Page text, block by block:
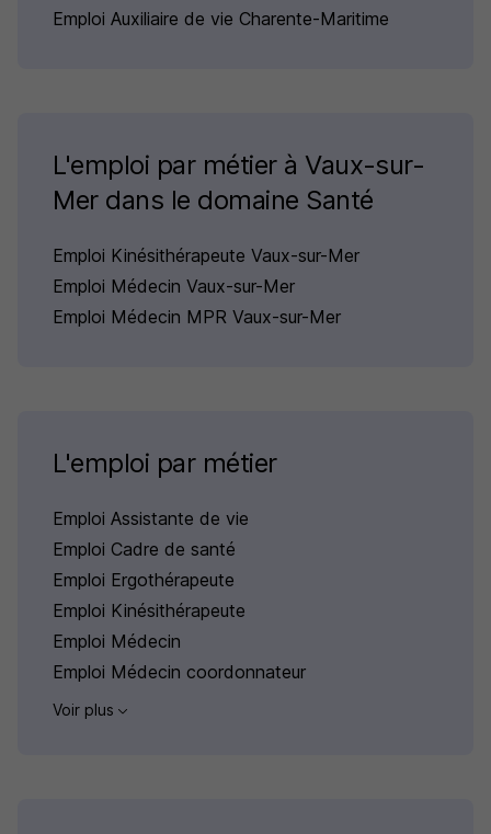
Emploi Auxiliaire de vie Charente-Maritime
L'emploi par métier à Vaux-sur-
Mer dans le domaine Santé
Emploi Kinésithérapeute Vaux-sur-Mer
Emploi Médecin Vaux-sur-Mer
Emploi Médecin MPR Vaux-sur-Mer
L'emploi par métier
Emploi Assistante de vie
Emploi Cadre de santé
Emploi Ergothérapeute
Emploi Kinésithérapeute
Emploi Médecin
Emploi Médecin coordonnateur
Voir plus